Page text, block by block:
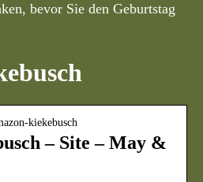
bevor Sie den Geburtstag
kiekebusch
– Site – May &